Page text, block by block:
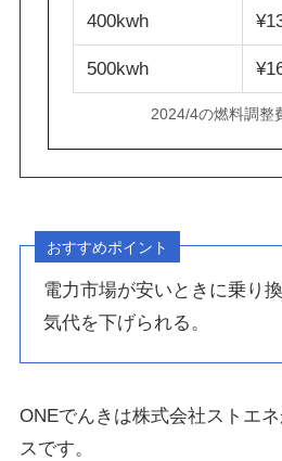
400kwh
500kwh
2024/4の燃料調整
おすすめポイント
電力市場が安いときに乗り
気代を下げられる。
ONEでんきは株式会社ストエ
スです。